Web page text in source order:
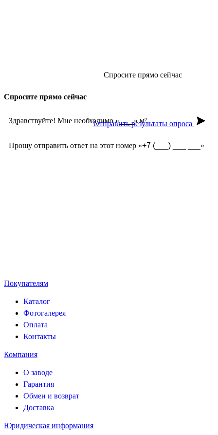
Спросите прямо сейчас
Спросите прямо сейчас
Здравствуйте! Мне необходимо « » м²
Прошу отправить ответ на этот номер « »
Отправить результаты опроса
Покупателям
Каталог
Фотогалерея
Оплата
Контакты
Компания
О заводе
Гарантия
Обмен и возврат
Доставка
Юридическая информация